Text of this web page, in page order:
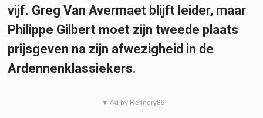
vijf. Greg Van Avermaet blijft leider, maar
Philippe Gilbert moet zijn tweede plaats
prijsgeven na zijn afwezigheid in de
Ardennenklassiekers.
▼ Ad by Refinery89